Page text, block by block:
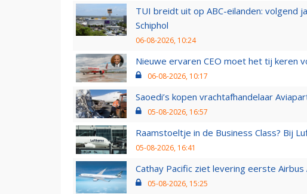
TUI breidt uit op ABC-eilanden: volgend
Schiphol
06-08-2026, 10:24
Nieuwe ervaren CEO moet het tij keren
06-08-2026, 10:17
Saoedi’s kopen vrachtafhandelaar
05-08-2026, 16:57
Raamstoeltje in de Business Class? Bij
05-08-2026, 16:41
Cathay Pacific ziet levering eerste
05-08-2026, 15:25